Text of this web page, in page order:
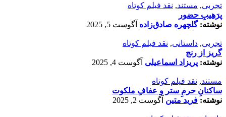
تجربی, مستند, نقد فیلم کوتاه
پرَهیب‌ِ حضور
نوشته:گلچهره صادق‌زاده آگوست 5, 2025
تجربی, داستانی, نقد فیلم کوتاه
گریز از رنج
نوشته: پریزاد اسماعیلی آگوست 4, 2025
مستند, نقد فیلم کوتاه
ساکنانِ حرمِ ستر و عفافِ ملکوت
نوشته: فرید متین آگوست 2, 2025